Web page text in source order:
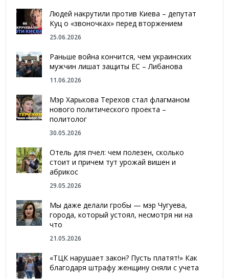
Людей накрутили против Киева – депутат
Куц о «звоночках» перед вторжением
25.06.2026
Раньше война кончится, чем украинских
мужчин лишат защиты ЕС – Либанова
11.06.2026
Мэр Харькова Терехов стал флагманом
нового политического проекта –
политолог
30.05.2026
Отель для пчел: чем полезен, сколько
стоит и причем тут урожай вишен и
абрикос
29.05.2026
Мы даже делали гробы — мэр Чугуева,
города, который устоял, несмотря ни на
что
21.05.2026
«ТЦК нарушает закон? Пусть платят!» Как
благодаря штрафу женщину сняли с учета